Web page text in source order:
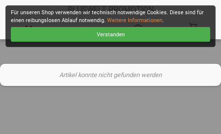
PLUSWELT PROMOTION
Artikel konnte nicht gefunden werden
Für unseren Shop verwenden wir technisch notwendige Cookies. Diese sind für
einen reibungslosen Ablauf notwendig.Weitere Informationen.
Verstanden